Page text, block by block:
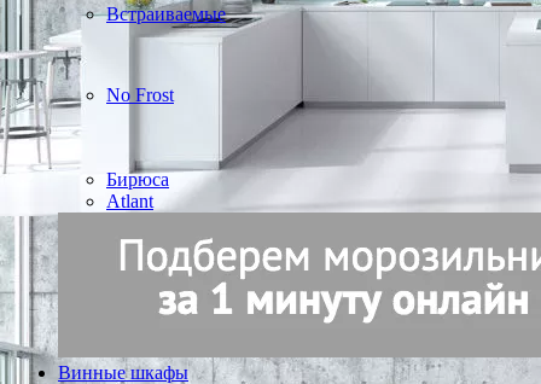
Встраиваемые
No Frost
Бирюса
Atlant
Винные шкафы